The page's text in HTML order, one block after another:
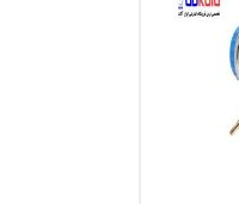
کنند که گاز کرید ندارد
تقلیل فشار گاز برای
گاز